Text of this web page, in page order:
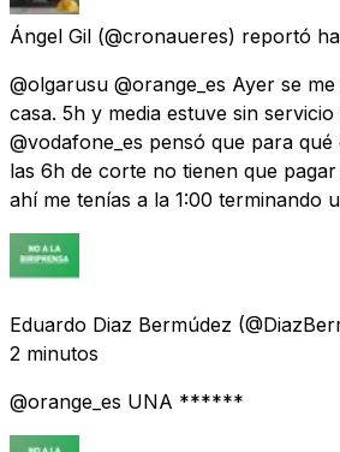
Ángel Gil (@cronaueres) reportó
@olgarusu @orange_es Ayer se
casa. 5h y media estuve sin
@vodafone_es pensó que para
las 6h de corte no tienen que
ahí me tenías a la 1:00 terminando
Eduardo Diaz Bermúdez
2 minutos
@orange_es UNA ******